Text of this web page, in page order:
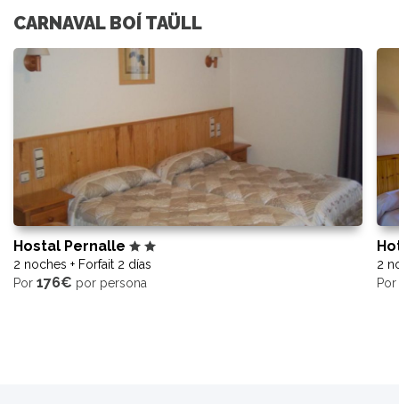
CARNAVAL BOÍ TAÜLL
Hostal Pernalle
2 noches + Forfait 2 días
Por 176€ por persona
2
Por